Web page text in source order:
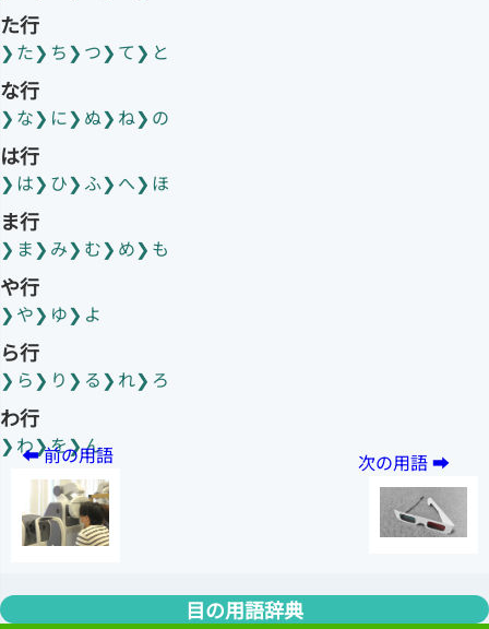
た行
た ち つ て と
な行
な に ぬ ね の
は行
は ひ ふ へ ほ
ま行
ま み む め も
や行
や ゆ よ
ら行
ら り る れ ろ
わ行
わ を ん
目の用語辞典